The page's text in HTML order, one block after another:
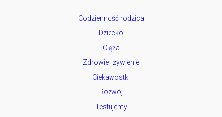
Codzienność rodzica
Dziecko
Ciąża
Zdrowie i żywienie
Ciekawostki
Rozwój
Testujemy